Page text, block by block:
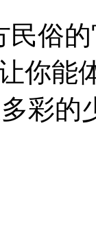
俗
你能
彩的